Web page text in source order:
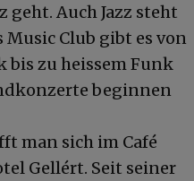
geht. Auch Jazz steht
Music Club gibt es von
zu heissem Funk
beginnen
man sich im Café
Gellért. Seit seiner